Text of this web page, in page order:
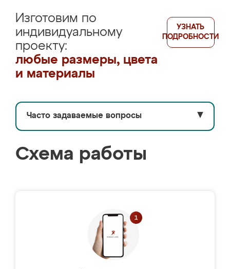
Изготовим по
индивидуальному
проекту:
любые размеры, цвета
и материалы
УЗНАТЬ
ПОДРОБНОСТИ
Часто задаваемые вопросы ▼
Схема работы